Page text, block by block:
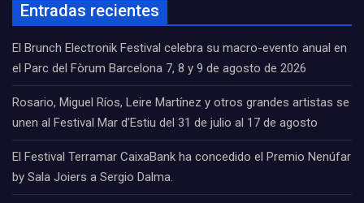
Entradas recientes
El Brunch Electronik Festival celebra su macro-evento anual en
el Parc del Fòrum Barcelona 7, 8 y 9 de agosto de 2026
Rosario, Miguel Ríos, Leire Martínez y otros grandes artistas se
unen al Festival Mar d’Estiu del 31 de julio al 17 de agosto
El Festival Terramar CaixaBank ha concedido el Premio Nenúfar
by Sala Joiers a Sergio Dalma.